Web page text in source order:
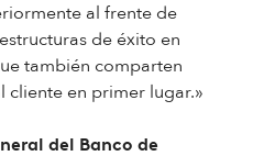
al frente de
de éxito en
también comparten
cliente en primer lugar.»
del Banco de